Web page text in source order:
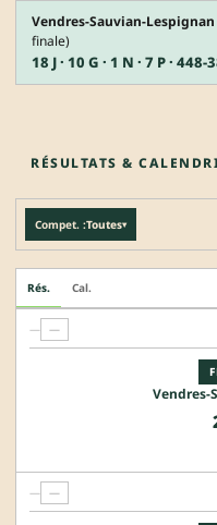
Vendres-Sauvian-Lespignan
finale)
18 J · 10 G · 1 N · 7 P ·
RÉSULTATS &
Compet. :Toutes▾
Rés. Cal.
Vendres-
— —
— —